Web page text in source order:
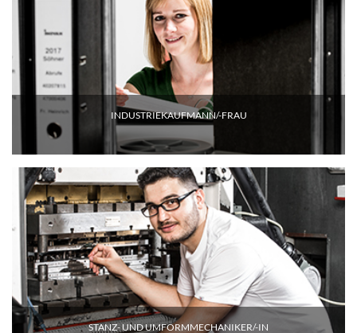
INDUSTRIEKAUFMANN/-FRAU
STANZ- UND UMFORMMECHANIKER/-IN